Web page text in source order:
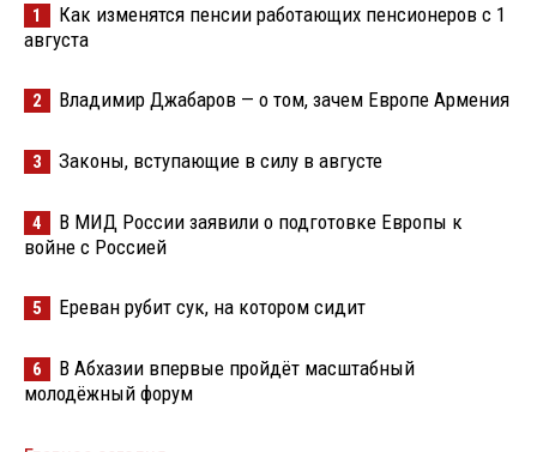
1
Как изменятся пенсии работающих пенсионеров с 1
августа
2 Владимир Джабаров — о том, зачем Европе Армения
3 Законы, вступающие в силу в августе
4
В МИД России заявили о подготовке Европы к
войне с Россией
5 Ереван рубит сук, на котором сидит
6
В Абхазии впервые пройдёт масштабный
молодёжный форум